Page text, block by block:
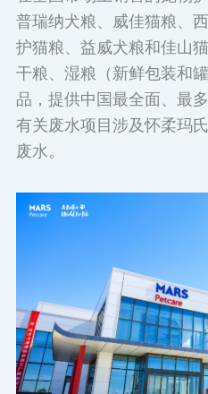
普瑞纳犬粮、威佳猫粮、
护猫粮、益威犬粮和佳山
干粮、湿粮（新鲜包装和
品，提供中国最全面、最
有关废水项目涉及怀柔玛
废水。